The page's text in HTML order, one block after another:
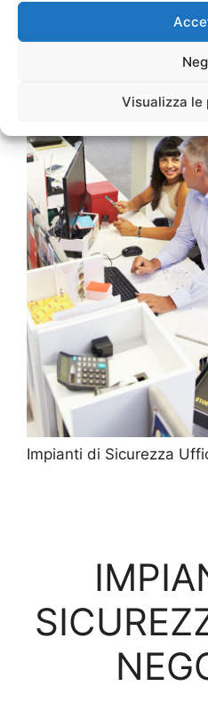
Visualizza le
Impianti di Sicurezza